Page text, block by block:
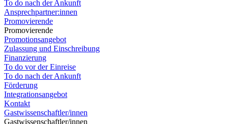
To do nach der Ankunft
Ansprechpartner:innen
Promovierende
Promovierende
Promotionsangebot
Zulassung und Einschreibung
Finanzierung
To do vor der Einreise
To do nach der Ankunft
Förderung
Integrationsangebot
Kontakt
Gastwissenschaftler/innen
Gastwissenschaftler/innen